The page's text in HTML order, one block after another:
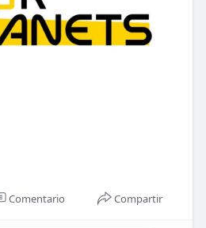
Comentario Compartir